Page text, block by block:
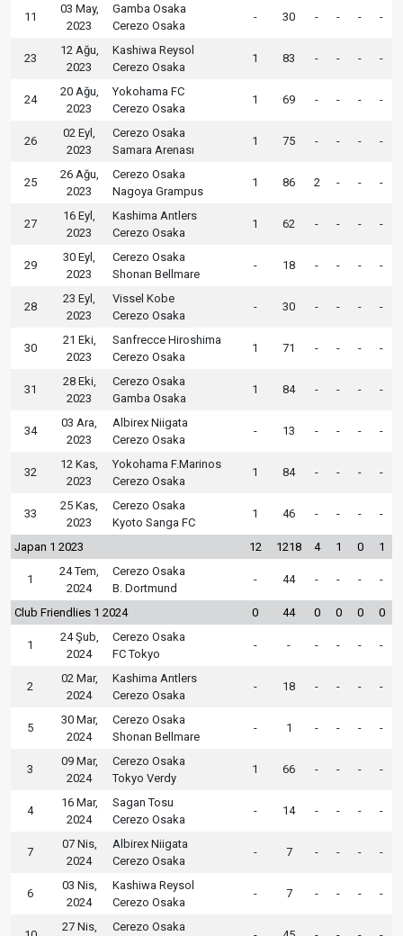
11
03 May,
2023
Gamba Osaka
Cerezo Osaka
- 30 - - - -
23
12 Ağu,
2023
Kashiwa Reysol
Cerezo Osaka
1 83 - - - -
24
20 Ağu,
2023
Yokohama FC
Cerezo Osaka
1 69 - - - -
26
02 Eyl,
2023
Cerezo Osaka
Samara Arenası
1 75 - - - -
25
26 Ağu,
2023
Cerezo Osaka
Nagoya Grampus
1 86 2 - - -
27
16 Eyl,
2023
Kashima Antlers
Cerezo Osaka
1 62 - - - -
29
30 Eyl,
2023
Cerezo Osaka
Shonan Bellmare
- 18 - - - -
28
23 Eyl,
2023
Vissel Kobe
Cerezo Osaka
- 30 - - - -
30
21 Eki,
2023
Sanfrecce Hiroshima
Cerezo Osaka
1 71 - - - -
31
28 Eki,
2023
Cerezo Osaka
Gamba Osaka
1 84 - - - -
34
03 Ara,
2023
Albirex Niigata
Cerezo Osaka
- 13 - - - -
32
12 Kas,
2023
Yokohama F.Marinos
Cerezo Osaka
1 84 - - - -
33
25 Kas,
2023
Cerezo Osaka
Kyoto Sanga FC
1 46 - - - -
Japan 1 2023 12 1218 4 1 0 1
1
24 Tem,
2024
Cerezo Osaka
B. Dortmund
- 44 - - - -
Club Friendlies 1 2024 0 44 0 0 0 0
1
24 Şub,
2024
Cerezo Osaka
FC Tokyo
- - - - - -
2
02 Mar,
2024
Kashima Antlers
Cerezo Osaka
- 18 - - - -
5
30 Mar,
2024
Cerezo Osaka
Shonan Bellmare
- 1 - - - -
3
09 Mar,
2024
Cerezo Osaka
Tokyo Verdy
1 66 - - - -
4
16 Mar,
2024
Sagan Tosu
Cerezo Osaka
- 14 - - - -
7
07 Nis,
2024
Albirex Niigata
Cerezo Osaka
- 7 - - - -
6
03 Nis,
2024
Kashiwa Reysol
Cerezo Osaka
- 7 - - - -
27 Nis, Cerezo Osaka